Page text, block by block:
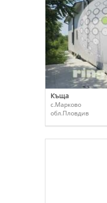
Къща
с.Марково
обл.Пловдив